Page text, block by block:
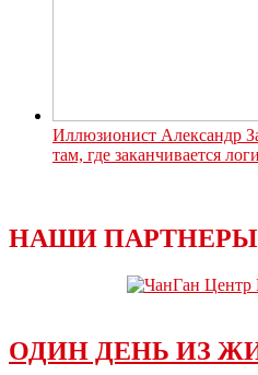
Иллюзионист Александр
там, где заканчивается
НАШИ ПАРТНЕРЫ
ОДИН ДЕНЬ ИЗ